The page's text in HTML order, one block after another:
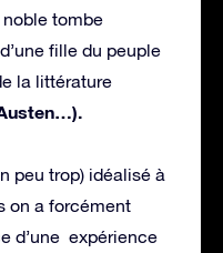
tombe
fille du peuple
la littérature
peu trop) idéalisé à
on a forcément
d’une expérience